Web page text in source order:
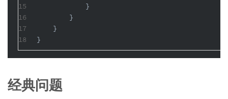
15
16
17
18
            }
        }
    }
}
经典问题